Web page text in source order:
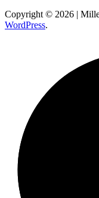
Copyright © 2026 |
WordPress.